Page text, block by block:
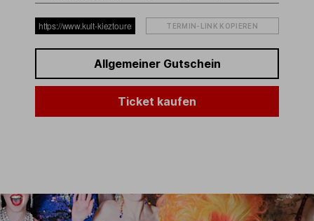
TERMIN-LINK KOPIEREN
Allgemeiner Gutschein
Ticket kaufen